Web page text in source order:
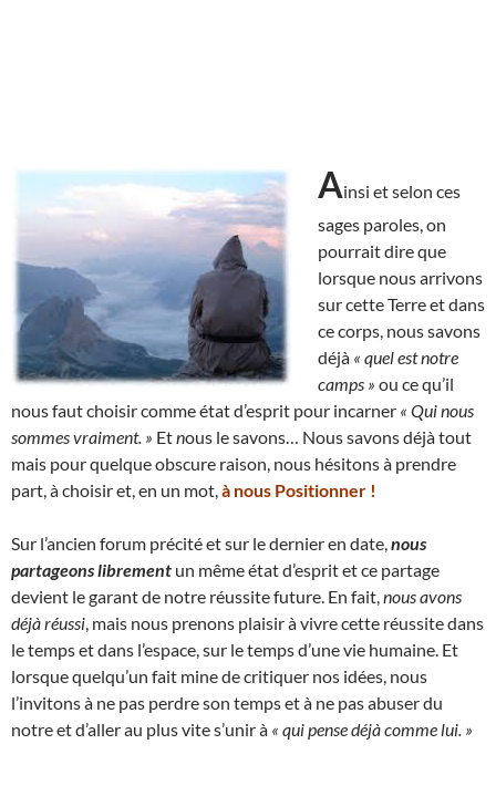
Ainsi et selon ces
sages paroles, on
pourrait dire que
lorsque nous arrivons
sur cette Terre et dans
ce corps, nous savons
déjà « quel est notre
camps » ou ce qu’il
nous faut choisir comme état d’esprit pour incarner « Qui nous
sommes vraiment. » Etnous le savons… Nous savons déjà tout
mais pour quelque obscure raison, nous hésitons à prendre
part, à choisir et, en un mot, à nous Positionner !
Sur l’ancien forum précité et sur le dernier en date, nous
partageons librement un même état d’esprit et ce partage
devient le garant de notre réussite future. En fait, nous avons
déjà réussi , mais nous prenons plaisir à vivre cette réussite dans
le temps et dans l’espace, sur le temps d’une vie humaine. Et
lorsque quelqu’un fait mine de critiquer nos idées, nous
l’invitons à ne pas perdre son temps et à ne pas abuser du
notre et d’aller au plus vite s’unir à « qui pense déjà comme lui. »